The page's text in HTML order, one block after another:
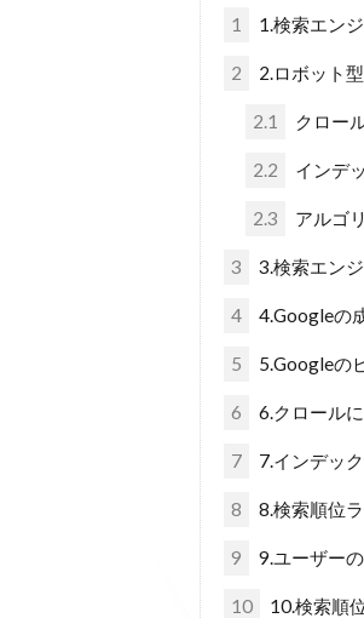
1 1.検索エン
2 2.ロボット
2.1 クロー
2.2 インデ
2.3 アルゴ
3 3.検索エン
4 4.Googleの
5 5.Googleの
6 6.クロール
7 7.インデッ
8 8.検索順位
9 9.ユーザー
10 10.検索順